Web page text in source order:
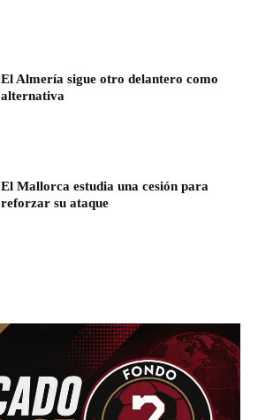
El Almería sigue otro delantero como
alternativa
El Mallorca estudia una cesión para
reforzar su ataque